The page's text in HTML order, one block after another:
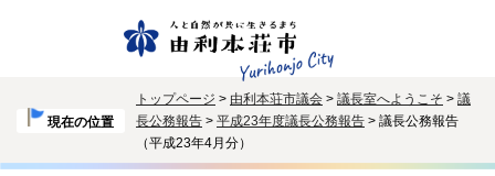
現在の位置
トップページ > 由利本荘市議会 > 議長室へようこそ > 議
長公務報告 > 平成23年度議長公務報告 > 議長公務報告
（平成23年4月分）